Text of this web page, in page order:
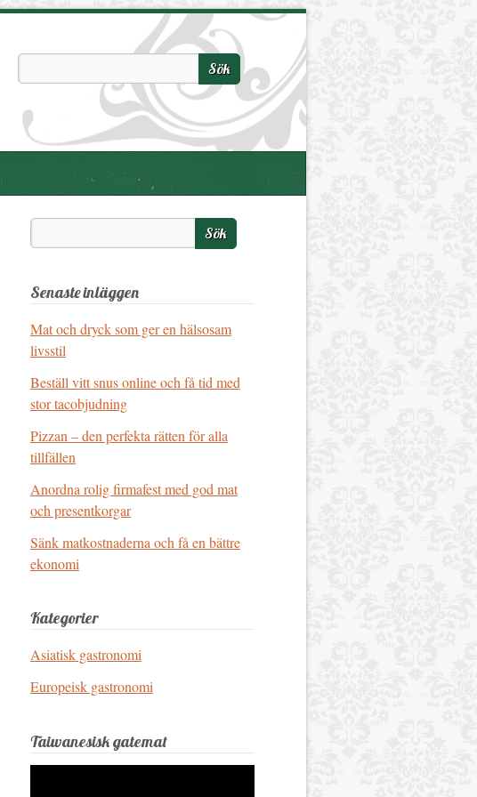
Senaste inläggen
Mat och dryck som ger en hälsosam
livsstil
Beställ vitt snus online och få tid med
stor tacobjudning
Pizzan – den perfekta rätten för alla
tillfällen
Anordna rolig firmafest med god mat
och presentkorgar
Sänk matkostnaderna och få en bättre
ekonomi
Kategorier
Asiatisk gastronomi
Europeisk gastronomi
Taiwanesisk gatemat